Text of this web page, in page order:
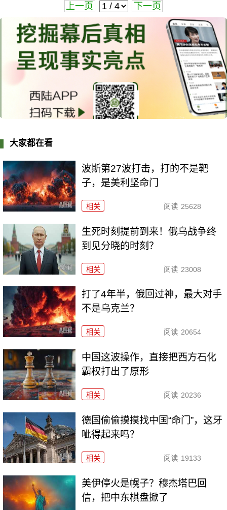
上一页 下一页
大家都在看
波斯第27波打击，打的不是靶
子，是美利坚命门
相关 阅读 25628
生死时刻提前到来！俄乌战争终
到见分晓的时刻？
相关 阅读 23008
打了4年半，俄回过神，最大对手
不是乌克兰？
相关 阅读 20654
中国这波操作，直接把西方石化
霸权打出了原形
相关 阅读 20236
德国偷偷摸摸找中国“命门”，这牙
呲得起来吗？
相关 阅读 19133
美伊停火是幌子？穆杰塔巴回
信，把中东棋盘掀了